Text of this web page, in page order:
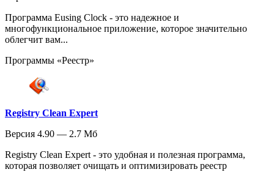
Программа Eusing Clock - это надежное и
многофункциональное приложение, которое значительно
облегчит вам...
Программы «Реестр»
Registry Clean Expert
Версия 4.90 — 2.7 Мб
Registry Clean Expert - это удобная и полезная программа,
которая позволяет очищать и оптимизировать реестр